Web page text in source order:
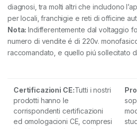
diagnosi, tra molti altri che includono
per locali, franchigie e reti di officine
Nota:Indifferentemente dal voltaggio
numero di vendite é di 220v.
raccomandato, e quello piú sollecitato
Certificazioni CE:Tutti i nostri
prodotti hanno le
corrispondenti certificazioni
ed omologacioni CE, compresi